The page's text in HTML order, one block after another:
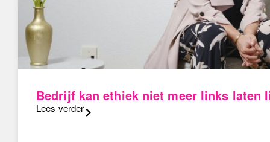
Bedrijf kan ethiek niet meer links laten
Lees verder